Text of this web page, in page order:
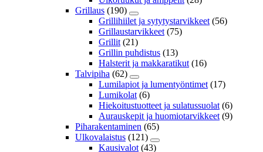
Grillaus (190)
Grillihiilet ja sytytystarvikkeet (56)
Grillaustarvikkeet (75)
Grillit (21)
Grillin puhdistus (13)
Halsterit ja makkaratikut (16)
Talvipiha (62)
Lumilapiot ja lumentyöntimet (17)
Lumikolat (6)
Hiekoitustuotteet ja sulatussuolat (6)
Aurauskepit ja huomiotarvikkeet (9)
Piharakentaminen (65)
Ulkovalaistus (121)
Kausivalot (43)